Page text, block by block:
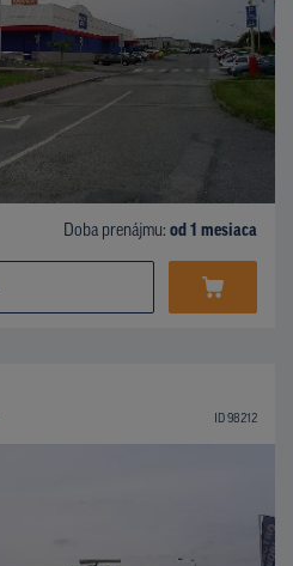
Doba prenájmu: od 1 mesiaca
ID 98212